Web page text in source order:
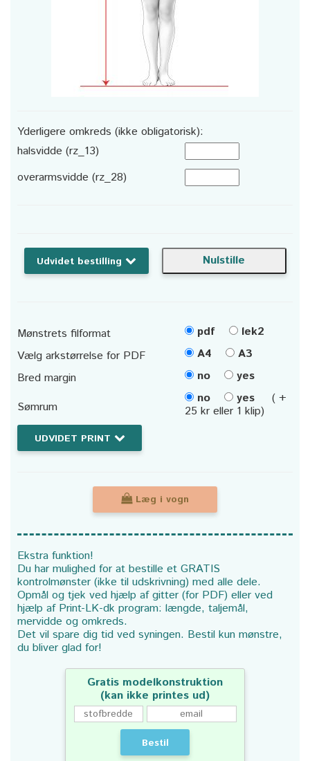
Yderligere omkreds (ikke obligatorisk):
halsvidde (rz_13)
overarmsvidde (rz_28)
Udvidet bestilling
Mønstrets filformat pdf
lek2
Vælg arkstørrelse for PDF
A4
A3
Bred margin
no
yes
Sømrum
no yes
( +
25 kr eller 1 klip)
UDVIDET PRINT
Læg i vogn
Ekstra funktion!
Du har mulighed for at bestille et GRATIS
kontrolmønster (ikke til udskrivning) med alle dele.
Opmål og tjek ved hjælp af gitter (for PDF) eller ved
hjælp af Print-LK-dk program: længde, taljemål,
mervidde og omkreds.
Det vil spare dig tid ved syningen. Bestil kun mønstre,
du bliver glad for!
Gratis modelkonstruktion
(kan ikke printes ud)
Bestil